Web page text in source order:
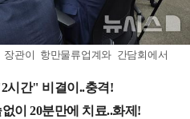
관이 항만물류업계와 간담회에서